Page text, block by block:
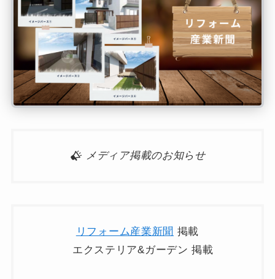
メディア掲載のお知らせ
リフォーム産業新聞 掲載
エクステリア&ガーデン 掲載